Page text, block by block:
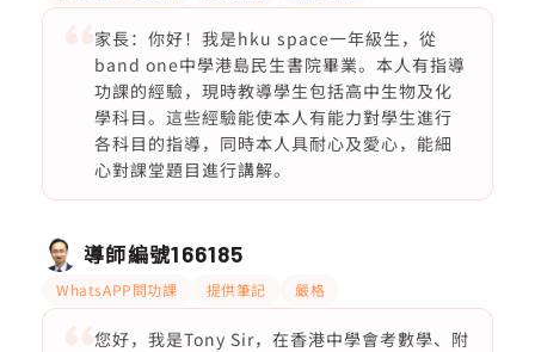
家長：你好！我是hku space一年級生，從
band one中學港島民生書院畢業。本人有指導
功課的經驗，現時教導學生包括高中生物及化
學科目。這些經驗能使本人有能力對學生進行
各科目的指導，同時本人具耐心及愛心，能細
心對課堂題目進行講解。
導師編號166185
WhatsAPP問功課 提供筆記 嚴格
您好，我是Tony Sir，在香港中學會考數學、附